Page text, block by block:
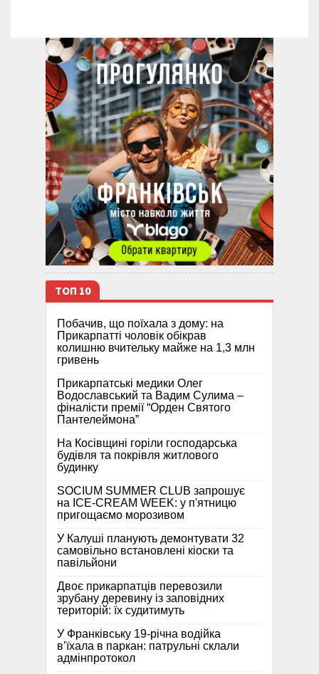
ТОП 10
Побачив, що поїхала з дому: на
Прикарпатті чоловік обікрав
колишню вчительку майже на 1,3 млн
гривень
Прикарпатські медики Олег
Водославський та Вадим Сулима –
фіналісти премії “Орден Святого
Пантелеймона”
На Косівщині горіли господарська
будівля та покрівля житлового
будинку
SOCIUM SUMMER CLUB запрошує
на ICE-CREAM WEEK: у п'ятницю
пригощаємо морозивом
У Калуші планують демонтувати 32
самовільно встановлені кіоски та
павільйони
Двоє прикарпатців перевозили
зрубану деревину із заповідних
територій: їх судитимуть
У Франківську 19-річна водійка
в’їхала в паркан: патрульні склали
адмінпротокол